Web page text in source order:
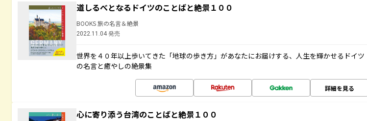
道しるべとなるドイツのことばと絶景１００
BOOKS 旅の名言＆絶景
2022.11.04 発売
世界を４０年以上歩いてきた「地球の歩き方」があなたにお届けする、人生を輝かせるドイツ
の名言と癒やしの絶景集
詳細を見る
心に寄り添う台湾のことばと絶景１００